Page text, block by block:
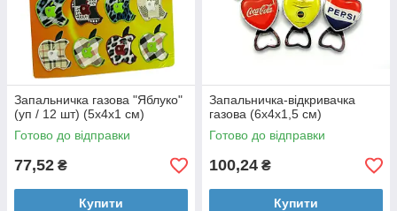
Запальничка газова "Яблуко"
(уп / 12 шт) (5х4х1 см)
Готово до відправки
77,52 ₴
Купити
Запальничка-відкривачка
газова (6х4х1,5 см)
Готово до відправки
100,24 ₴
Купити